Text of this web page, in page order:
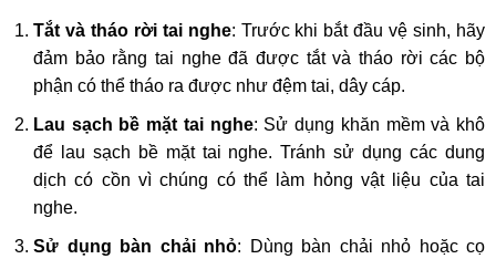
Tắt và tháo rời tai nghe: Trước khi bắt đầu vệ sinh, hãy
đảm bảo rằng tai nghe đã được tắt và tháo rời các bộ
phận có thể tháo ra được như đệm tai, dây cáp.
Lau sạch bề mặt tai nghe: Sử dụng khăn mềm và khô
để lau sạch bề mặt tai nghe. Tránh sử dụng các dung
dịch có cồn vì chúng có thể làm hỏng vật liệu của tai
nghe.
Sử dụng bàn chải nhỏ: Dùng bàn chải nhỏ hoặc cọ